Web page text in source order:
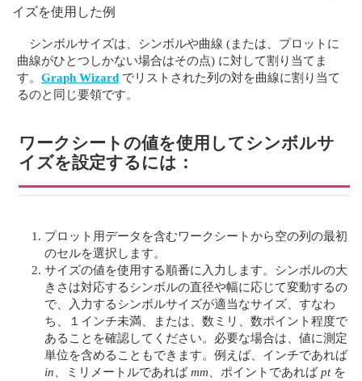
イズを使用した例
シンボルサイズは、シンボルや曲線 (または、プロットに
曲線がひとつしかない場合はその点) に対して割り当てま
す。Graph Wizard でリストされた列の対を曲線に割り当て
るのと同じ要領です。
ワークシートの値を使用してシンボルサ
イズを設定するには：
プロット用データを含むワークシートから空の列の最初
のセルを選択します。
サイズの値を使用する順番に入力します。シンボルの大
きさは対応するシンボルの直径や幅に応じて変動するの
で、入力するシンボルサイズが適当なサイズ、すなわ
ち、１インチ未満、または、数ミリ、数ポイント程度で
あることを確認してください。必要な場合は、値に測定
単位を含めることもできます。例えば、インチであれば
in 、ミリメートルであればmm 、ポイントであればptを